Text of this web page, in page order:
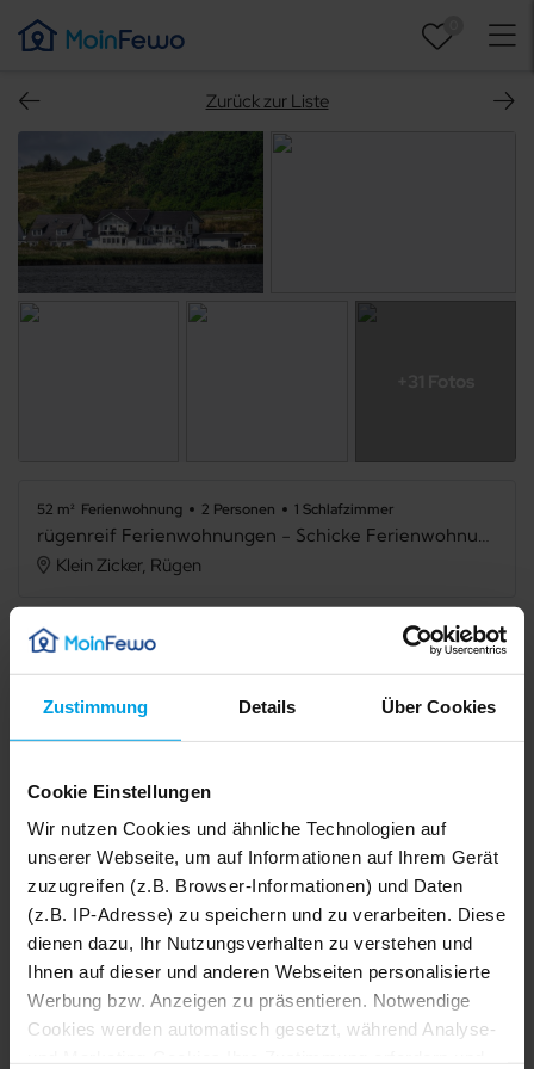
Zustimmung Details Über Cookies
Cookie Einstellungen
Wir nutzen Cookies und ähnliche Technologien auf
unserer Webseite, um auf Informationen auf Ihrem Gerät
zuzugreifen (z.B. Browser-Informationen) und Daten
(z.B. IP-Adresse) zu speichern und zu verarbeiten. Diese
dienen dazu, Ihr Nutzungsverhalten zu verstehen und
Ihnen auf dieser und anderen Webseiten personalisierte
Werbung bzw. Anzeigen zu präsentieren. Notwendige
Cookies werden automatisch gesetzt, während Analyse-
Zurück zur Liste
52 m² Ferienwohnung 2 Personen 1 Schlafzimmer
rügenreif Ferienwohnungen - Schicke Ferienwohnung mit Meerblick - rügenreif Ferienwohnung Nr. 03
Klein Zicker, Rügen
Balkon Mikrowelle
Spülmaschine Dusche
Nichtraucher
Beschreibung
1/31
2/31
3/31
4/31